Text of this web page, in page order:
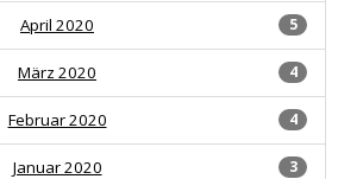
5
April 2020
4
März 2020
4
Februar 2020
3
Januar 2020